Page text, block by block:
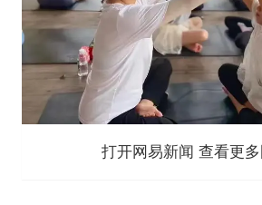
打开网易新闻 查看更